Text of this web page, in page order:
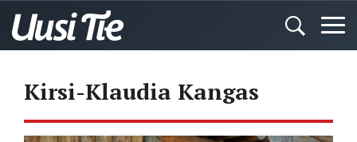
Kirsi-Klaudia Kangas